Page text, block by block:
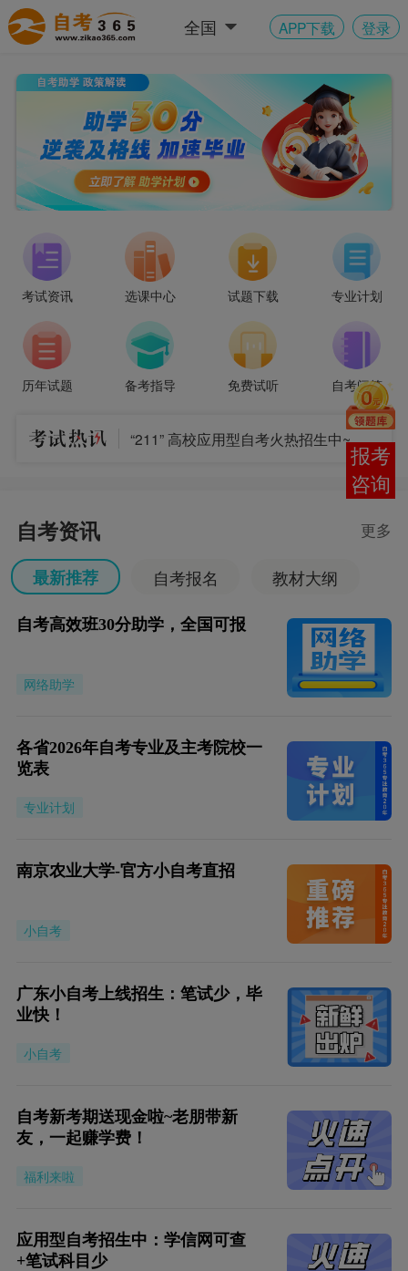
全国 APP下载 登录
考试资讯 选课中心 试题下载 专业计划
历年试题 备考指导 免费试听 自考问答
“211” 高校应用型自考火热招生中~
“211” 高校应用型自考火热招生中~
“211” 高校应用型自考火热招生中~
自考资讯 更多
最新推荐 自考报名
教材大纲
自考专业
考试安排
成绩查询
自考高效班30分助学，全国可报
网络助学
各省2026年自考专业及主考院校一
览表
专业计划
南京农业大学-官方小自考直招
小自考
广东小自考上线招生：笔试少，毕
业快！
小自考
自考新考期送现金啦~老朋带新
友，一起赚学费！
福利来啦
应用型自考招生中：学信网可查
+笔试科目少
报考
咨询